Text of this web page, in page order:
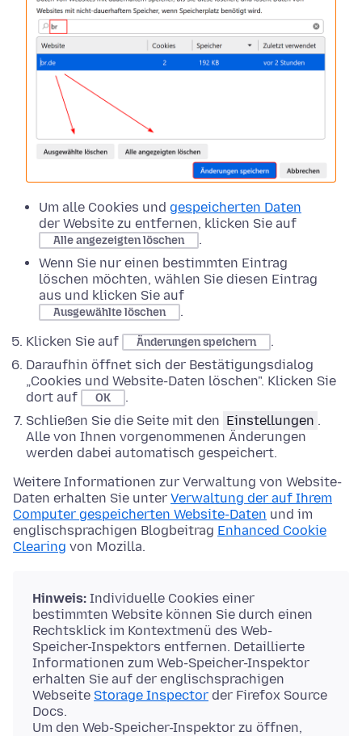
Um alle Cookies und gespeicherten Daten
der Website zu entfernen, klicken Sie auf
Alle angezeigten löschen
.
Wenn Sie nur einen bestimmten Eintrag
löschen möchten, wählen Sie diesen Eintrag
aus und klicken Sie auf
Ausgewählte löschen
.
Klicken Sie auf
Änderungen speichern
.
Daraufhin öffnet sich der Bestätigungsdialog
„Cookies und Website-Daten löschen". Klicken Sie
dort auf
OK
.
Schließen Sie die Seite mit den Einstellungen .
Alle von Ihnen vorgenommenen Änderungen
werden dabei automatisch gespeichert.
Weitere Informationen zur Verwaltung von Website-
Daten erhalten Sie unter Verwaltung der auf Ihrem
Computer gespeicherten Website-Daten und im
englischsprachigen Blogbeitrag Enhanced Cookie
Clearing von Mozilla.
Hinweis: Individuelle Cookies einer
bestimmten Website können Sie durch einen
Rechtsklick im Kontextmenü des Web-
Speicher-Inspektors entfernen. Detaillierte
Informationen zum Web-Speicher-Inspektor
erhalten Sie auf der englischsprachigen
Webseite Storage Inspector der Firefox Source
Docs.
Um den Web-Speicher-Inspektor zu öffnen,